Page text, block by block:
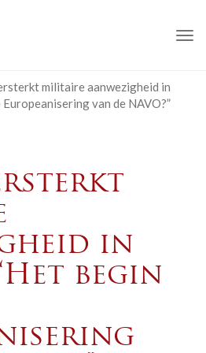
militaire aanwezigheid in
van de NAVO?”
in
begin